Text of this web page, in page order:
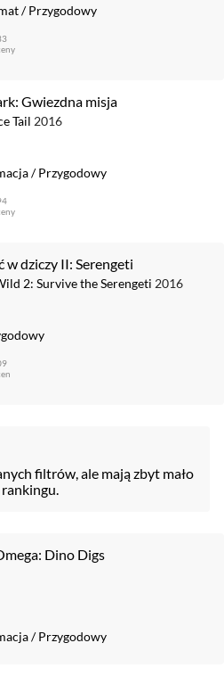
/Przygodowy
Gwiezdna misja
Tail 2016
/Przygodowy
w dziczy II: Serengeti
2: Survive the Serengeti 2016
filtrów, ale mają zbyt mało
rankingu.
Dino Digs
/Przygodowy